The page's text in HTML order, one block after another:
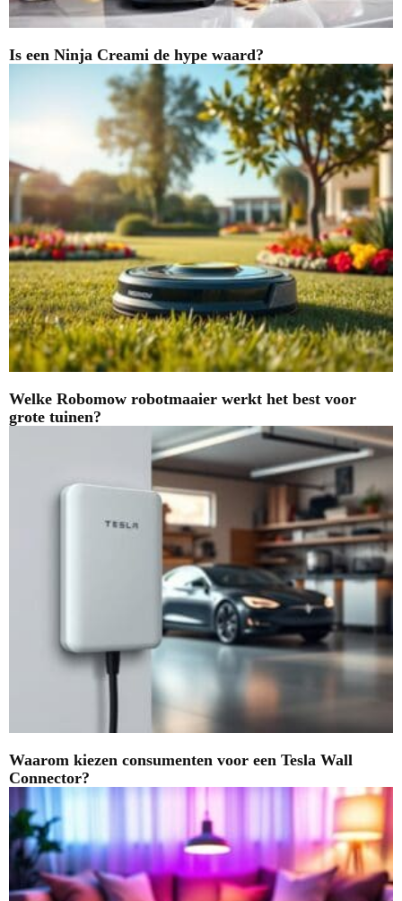
Is een Ninja Creami de hype waard?
Welke Robomow robotmaaier werkt het best voor
grote tuinen?
Waarom kiezen consumenten voor een Tesla Wall
Connector?